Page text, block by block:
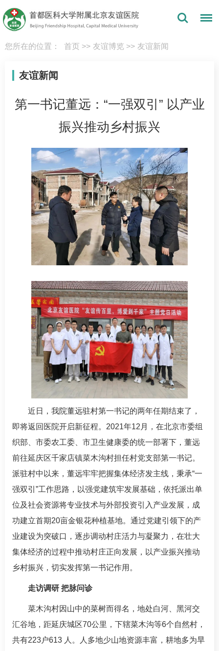
您所在的位置： 首页 >> 友谊博览 >> 友谊新闻
友谊新闻
第一书记董远：“一强双引” 以产业
振兴推动乡村振兴
近日，我院董远驻村第一书记的两年任期结束了，
即将返回医院开启新征程。2021年12月，在北京市委组
织部、市委农工委、市卫生健康委的统一部署下，董远
前往延庆区千家店镇菜木沟村担任村党支部第一书记。
派驻村中以来，董远牢牢把握集体经济发主线，秉承“一
强双引”工作思路，以强党建筑牢发展基础，依托派出单
位及社会资源将专业技术与外部投资引入产业发展，成
功建立首期20亩金银花种植基地。通过党建引领下的产
业建设为突破口，逐步调动村庄活力与凝聚力，在壮大
集体经济的过程中推动村庄正向发展，以产业振兴推动
乡村振兴，切实发挥第一书记作用。
走访调研 把脉问诊
菜木沟村因山中的菜树而得名，地处白河、黑河交
汇谷地，距延庆城区70公里，下辖菜木沟等6个自然村，
共有223户613 人。人多地少山地资源丰富，耕地多为旱